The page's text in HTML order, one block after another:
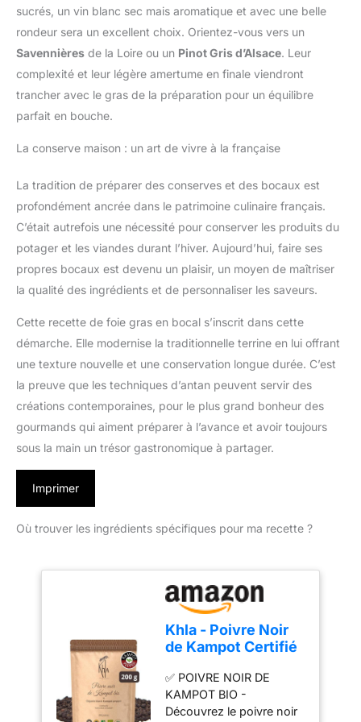
sucrés, un vin blanc sec mais aromatique et avec une belle
rondeur sera un excellent choix. Orientez-vous vers un
Savennières de la Loire ou un Pinot Gris d’Alsace. Leur
complexité et leur légère amertume en finale viendront
trancher avec le gras de la préparation pour un équilibre
parfait en bouche.
La conserve maison : un art de vivre à la française
La tradition de préparer des conserves et des bocaux est
profondément ancrée dans le patrimoine culinaire français.
C’était autrefois une nécessité pour conserver les produits du
potager et les viandes durant l’hiver. Aujourd’hui, faire ses
propres bocaux est devenu un plaisir, un moyen de maîtriser
la qualité des ingrédients et de personnaliser les saveurs.
Cette recette de foie gras en bocal s’inscrit dans cette
démarche. Elle modernise la traditionnelle terrine en lui offrant
une texture nouvelle et une conservation longue durée. C’est
la preuve que les techniques d’antan peuvent servir des
créations contemporaines, pour le plus grand bonheur des
gourmands qui aiment préparer à l’avance et avoir toujours
sous la main un trésor gastronomique à partager.
Imprimer
Où trouver les ingrédients spécifiques pour ma recette ?
Khla - Poivre Noir
de Kampot Certifié
Poivre en Grains
Biologique - Grand
Cru, Rare & Délicat
✅ POIVRE NOIR DE
KAMPOT BIO -
Découvrez le poivre noir